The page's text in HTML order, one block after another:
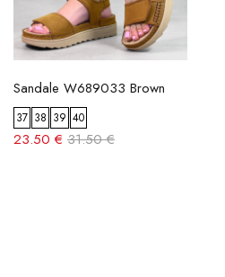
Sandale W689033 Brown
37 38 39 40
23.50 € 31.50 €